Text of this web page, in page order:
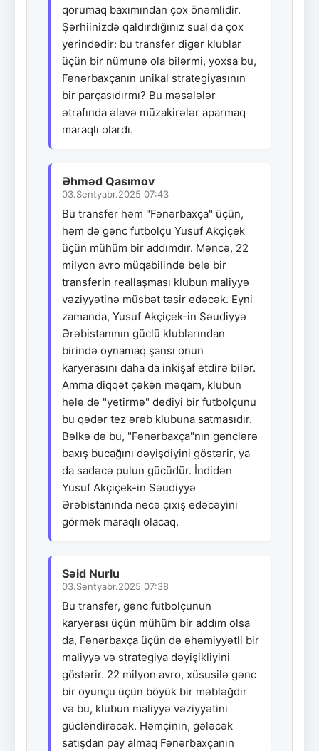
qorumaq baxımından çox önəmlidir.
Şərhiinizdə qaldırdığınız sual da çox
yerindədir: bu transfer digər klublar
üçün bir nümunə ola bilərmi, yoxsa bu,
Fənərbaxçanın unikal strategiyasının
bir parçasıdırmı? Bu məsələlər
ətrafında əlavə müzakirələr aparmaq
maraqlı olardı.
Əhməd Qasımov
03.Sentyabr.2025 07:43
Bu transfer həm "Fənərbaxça" üçün,
həm də gənc futbolçu Yusuf Akçiçek
üçün mühüm bir addımdır. Məncə, 22
milyon avro müqabilində belə bir
transferin reallaşması klubun maliyyə
vəziyyətinə müsbət təsir edəcək. Eyni
zamanda, Yusuf Akçiçek-in Səudiyyə
Ərəbistanının güclü klublarından
birində oynamaq şansı onun
karyerasını daha da inkişaf etdirə bilər.
Amma diqqət çəkən məqam, klubun
hələ də "yetirmə" dediyi bir futbolçunu
bu qədər tez ərəb klubuna satmasıdır.
Bəlkə də bu, "Fənərbaxça"nın gənclərə
baxış bucağını dəyişdiyini göstərir, ya
da sadəcə pulun gücüdür. İndidən
Yusuf Akçiçek-in Səudiyyə
Ərəbistanında necə çıxış edəcəyini
görmək maraqlı olacaq.
Səid Nurlu
03.Sentyabr.2025 07:38
Bu transfer, gənc futbolçunun
karyerası üçün mühüm bir addım olsa
da, Fənərbaxça üçün də əhəmiyyətli bir
maliyyə və strategiya dəyişikliyini
göstərir. 22 milyon avro, xüsusilə gənc
bir oyunçu üçün böyük bir məbləğdir
və bu, klubun maliyyə vəziyyətini
gücləndirəcək. Həmçinin, gələcək
satışdan pay almaq Fənərbaxçanın